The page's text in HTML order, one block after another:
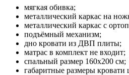
мягкая обивка;
металлический каркас на
металлический каркас с
подъёмный механизм;
дно кровати из ДВП плиты;
матрас в комплект не входит;
спальный размер 160х200 см;
габаритные размеры